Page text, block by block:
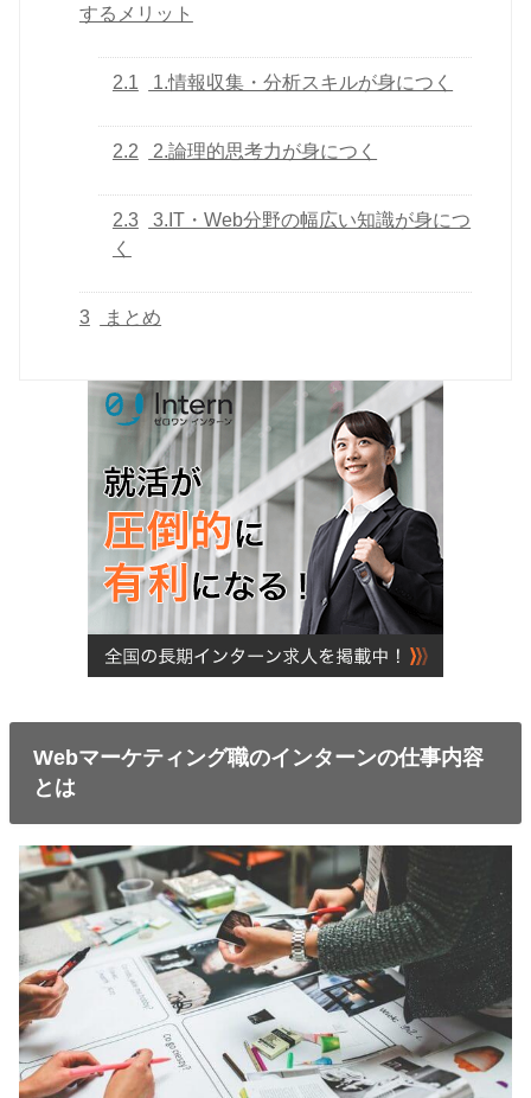
するメリット
2.1 1.情報収集・分析スキルが身につく
2.2 2.論理的思考力が身につく
2.3
3.IT・Web分野の幅広い知識が身につ
く
3 まとめ
Webマーケティング職のインターンの仕事内容
とは